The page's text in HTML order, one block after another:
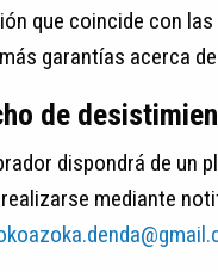
que coincide con
garantías acerca
de
dispondrá de un
mediante